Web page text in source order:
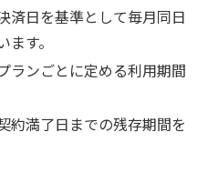
済日を基準として毎月同日
す。
ランごとに定める利用期間
約満了日までの残存期間を